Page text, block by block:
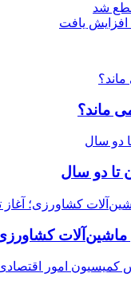
ماند؟
تا دو سال
ماشین‌آلات